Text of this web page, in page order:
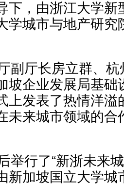
下，由浙江大学新
学城市与地产研究
副厅长房立群、
坡企业发展局基础
上发表了热情洋溢
未来城市领域的合
举行了“新浙未来
新加坡国立大学城